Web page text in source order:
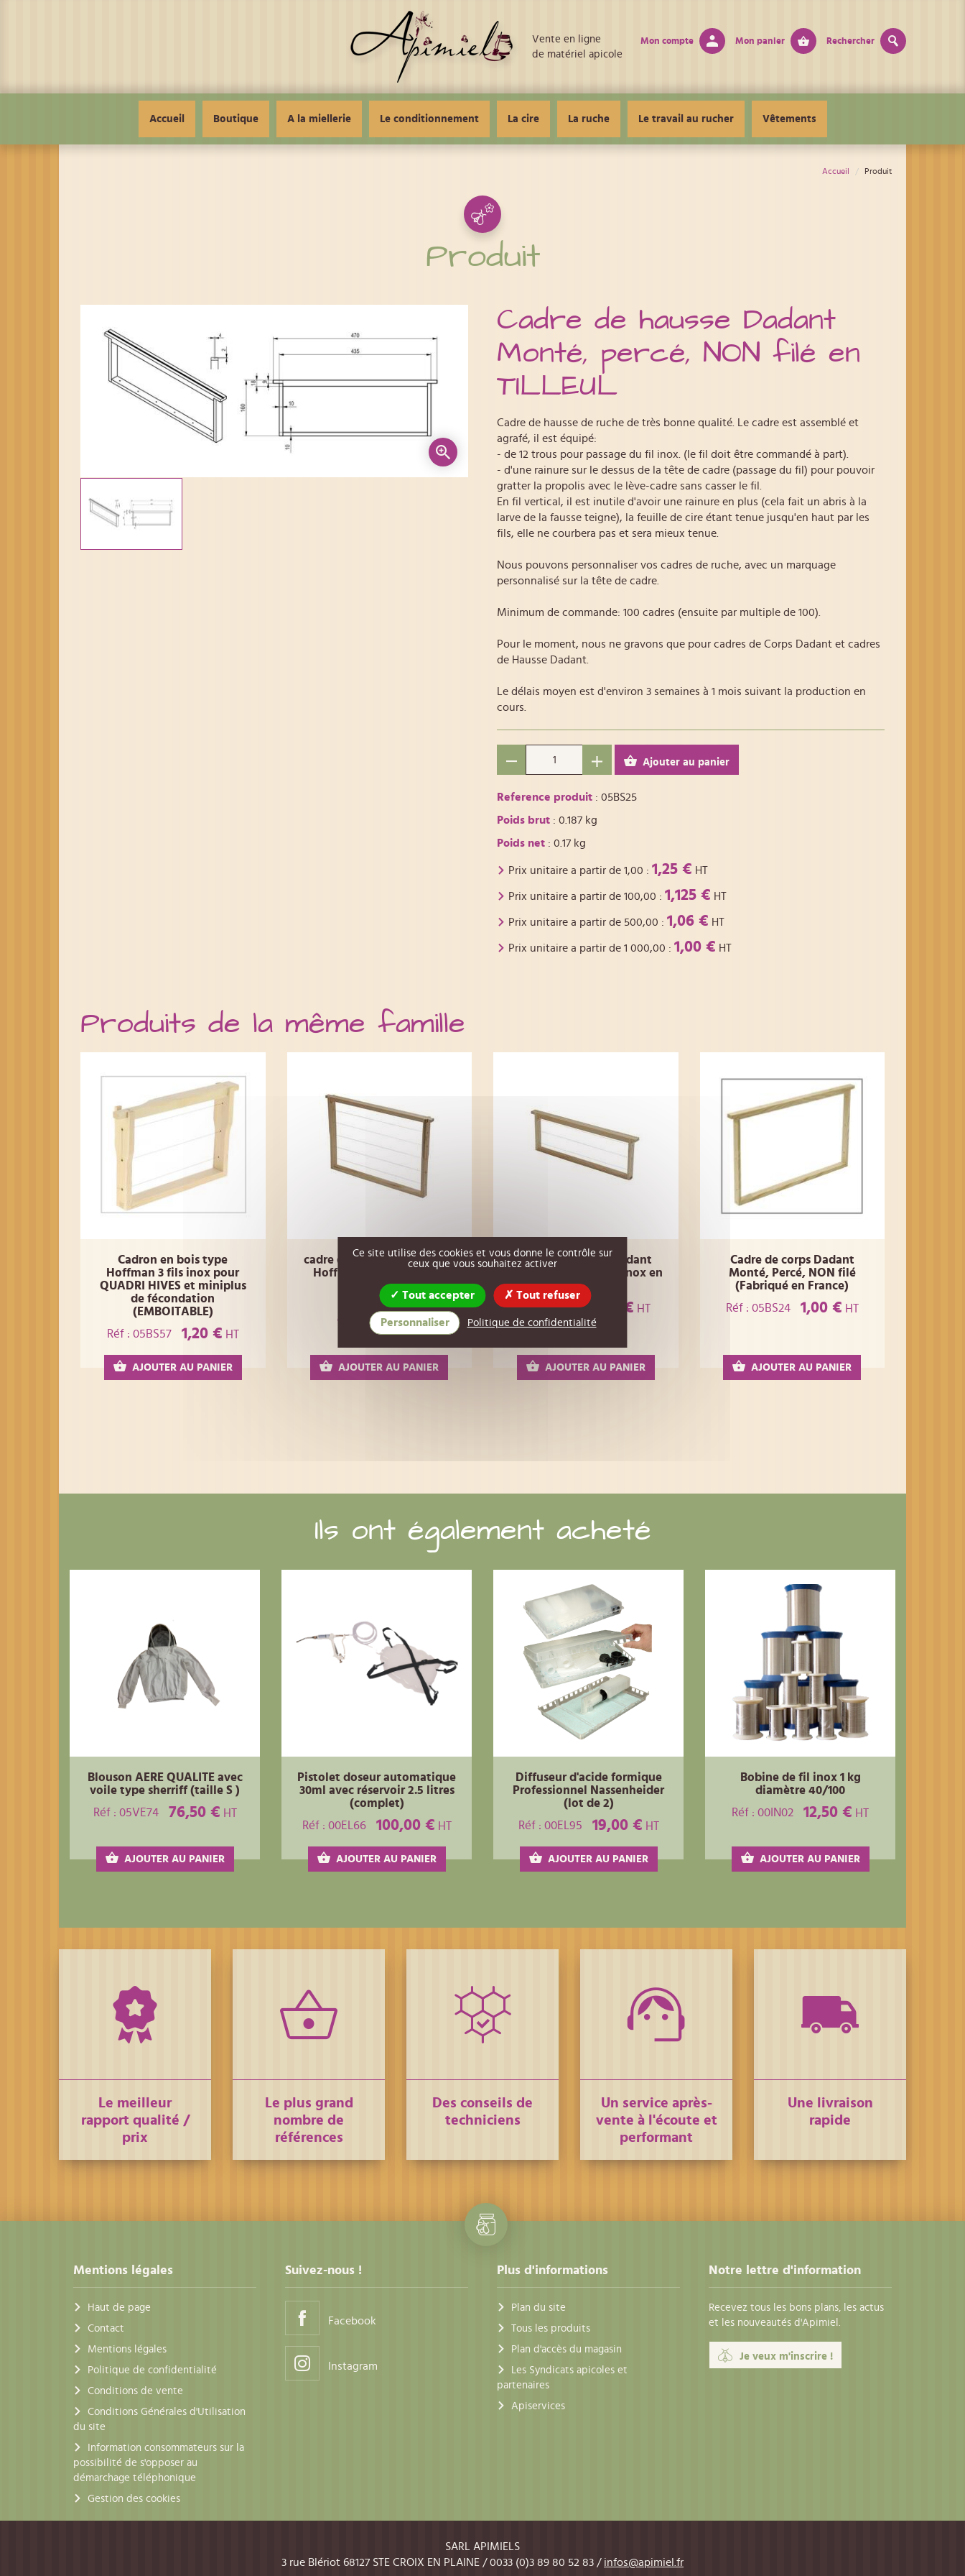
Accueil Produit
Produit
Cadre de hausse Dadant
Monté, percé, NON filé en
TILLEUL
Cadre de hausse de ruche de très bonne qualité. Le cadre est assemblé et
agrafé, il est équipé:
- de 12 trous pour passage du fil inox. (le fil doit être commandé à part).
- d'une rainure sur le dessus de la tête de cadre (passage du fil) pour pouvoir
gratter la propolis avec le lève-cadre sans casser le fil.
En fil vertical, il est inutile d'avoir une rainure en plus (cela fait un abris à la
larve de la fausse teigne), la feuille de cire étant tenue jusqu'en haut par les
fils, elle ne courbera pas et sera mieux tenue.
Nous pouvons personnaliser vos cadres de ruche, avec un marquage
personnalisé sur la tête de cadre.
Minimum de commande: 100 cadres (ensuite par multiple de 100).
Pour le moment, nous ne gravons que pour cadres de Corps Dadant et cadres
de Hausse Dadant.
Le délais moyen est d'environ 3 semaines à 1 mois suivant la production en
cours.
Ajouter au panier
Reference produit : 05BS25
Poids brut : 0.187 kg
Poids net : 0.17 kg
Prix unitaire a partir de 1,00 : 1,25 € HT
Prix unitaire a partir de 100,00 : 1,125 € HT
Prix unitaire a partir de 500,00 : 1,06 € HT
Prix unitaire a partir de 1 000,00 : 1,00 € HT
Produits de la même famille
Cadron en bois type
Hoffman 3 fils inox pour
QUADRI HIVES et miniplus
de fécondation
(EMBOITABLE)
Réf : 05BS57
1,20 € HT
AJOUTER AU PANIER
cadre de corps Dadant type
Hoffman 6 fils verticaux
inox
Réf : 05BS56
1,66667 €HT
AJOUTER AU PANIER
Cadre de hausse Dadant
droit 6 fils verticaux inox en
SAPIN
Réf : 05BS14
1,25 € HT
AJOUTER AU PANIER
Cadre de corps Dadant
Monté, Percé, NON filé
(Fabriqué en France)
Réf : 05BS24
1,00 € HT
AJOUTER AU PANIER
Ils ont également acheté
Blouson AERE QUALITE avec
voile type sherriff (taille S )
Réf : 05VE74
76,50 € HT
AJOUTER AU PANIER
Pistolet doseur automatique
30ml avec réservoir 2.5 litres
(complet)
Réf : 00EL66
100,00 € HT
AJOUTER AU PANIER
Diffuseur d'acide formique
Professionnel Nassenheider
(lot de 2)
Réf : 00EL95
19,00 € HT
AJOUTER AU PANIER
Bobine de fil inox 1 kg
diamètre 40/100
Réf : 00IN02
12,50 € HT
AJOUTER AU PANIER
Vente en ligne
de matériel apicole
Mon compte Mon panier Rechercher
Le meilleur
rapport qualité /
prix
Le plus grand
nombre de
références
Des conseils de
techniciens
Un service après-
vente à l'écoute et
performant
Une livraison
rapide
Mentions légales
Haut de page
Contact
Mentions légales
Politique de confidentialité
Conditions de vente
Conditions Générales d'Utilisation
du site
Information consommateurs sur la
possibilité de s'opposer au
démarchage téléphonique
Gestion des cookies
Suivez-nous !
Facebook
Instagram
Plus d'informations
Plan du site
Tous les produits
Plan d'accès du magasin
Les Syndicats apicoles et
partenaires
Apiservices
Notre lettre d'information
Recevez tous les bons plans, les actus
et les nouveautés d'Apimiel.
Je veux m'inscrire !
SARL APIMIELS
3 rue Blériot 68127 STE CROIX EN PLAINE / 0033 (0)3 89 80 52 83 / infos@apimiel.fr
Accueil Boutique A la miellerie Le conditionnement La cire La ruche Le travail au rucher Vêtements
Ce site utilise des cookies et vous donne le contrôle sur
ceux que vous souhaitez activer
Tout accepter Tout refuser
Personnaliser Politique de confidentialité